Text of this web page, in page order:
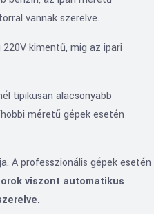
vannak szerelve.
kimentű, míg az ipari
tipikusan alacsonyabb
méretű gépek esetén
A professzionális gépek esetén
viszont automatikus